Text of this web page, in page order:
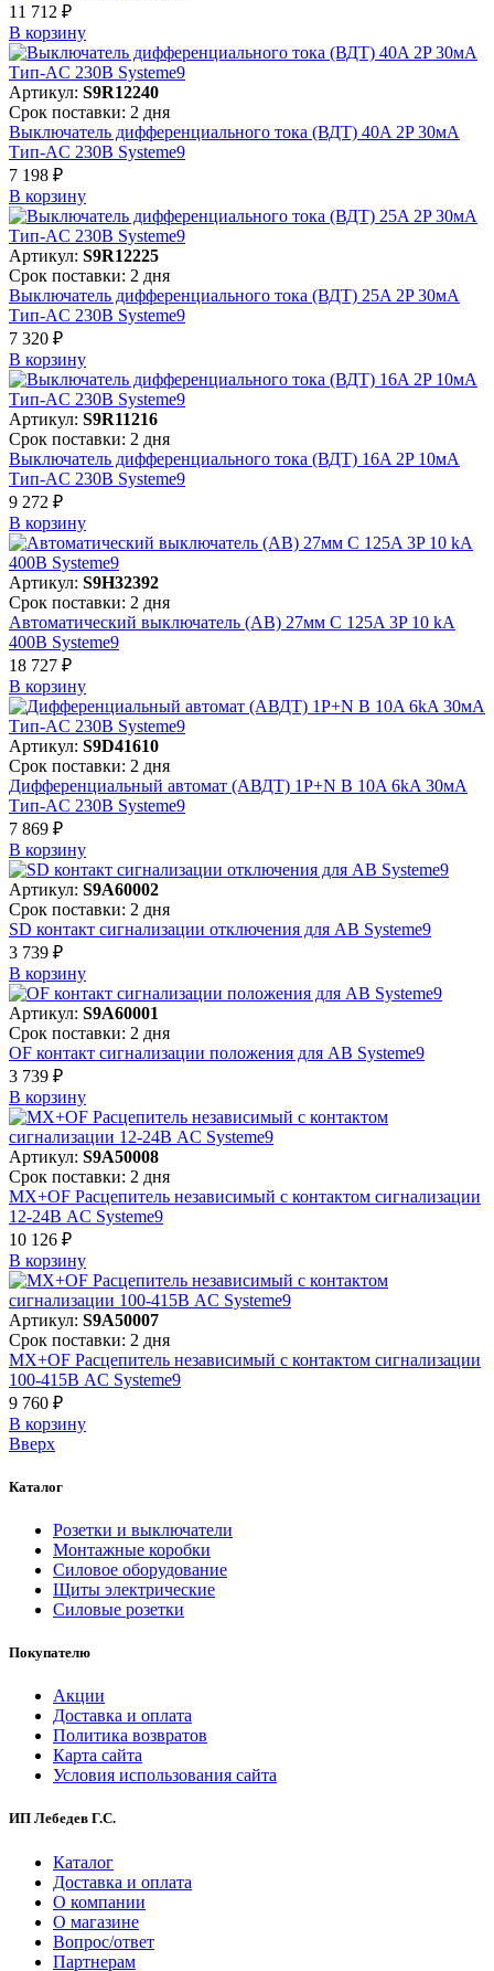
11 712 ₽
В корзинy
Артикул: S9R12240
Срок поставки: 2 дня
Выключатель дифференциального тока (ВДТ) 40A 2P 30мА
Тип-AC 230В Systeme9
7 198 ₽
В корзинy
Артикул: S9R12225
Срок поставки: 2 дня
Выключатель дифференциального тока (ВДТ) 25A 2P 30мА
Тип-AC 230В Systeme9
7 320 ₽
В корзинy
Артикул: S9R11216
Срок поставки: 2 дня
Выключатель дифференциального тока (ВДТ) 16A 2P 10мА
Тип-AC 230В Systeme9
9 272 ₽
В корзинy
Артикул: S9H32392
Срок поставки: 2 дня
Автоматический выключатель (АВ) 27мм C 125A 3P 10 kA
400В Systeme9
18 727 ₽
В корзинy
Артикул: S9D41610
Срок поставки: 2 дня
Дифференциальный автомат (АВДТ) 1P+N B 10A 6kA 30мА
Тип-AC 230В Systeme9
7 869 ₽
В корзинy
Артикул: S9A60002
Срок поставки: 2 дня
SD контакт сигнализации отключения для АВ Systeme9
3 739 ₽
В корзинy
Артикул: S9A60001
Срок поставки: 2 дня
OF контакт сигнализации положения для АВ Systeme9
3 739 ₽
В корзинy
Артикул: S9A50008
Срок поставки: 2 дня
MX+OF Расцепитель независимый с контактом сигнализации
12-24В AC Systeme9
10 126 ₽
В корзинy
Артикул: S9A50007
Срок поставки: 2 дня
MX+OF Расцепитель независимый с контактом сигнализации
100-415В AC Systeme9
9 760 ₽
В корзинy
Вверх
Каталог
Розетки и выключатели
Монтажные коробки
Силовое оборудование
Щиты электрические
Силовые розетки
Покупателю
Акции
Доставка и оплата
Политика возвратов
Карта сайта
Условия использования сайта
ИП Лебедев Г.С.
Каталог
Доставка и оплата
О компании
О магазине
Вопрос/ответ
Партнерам